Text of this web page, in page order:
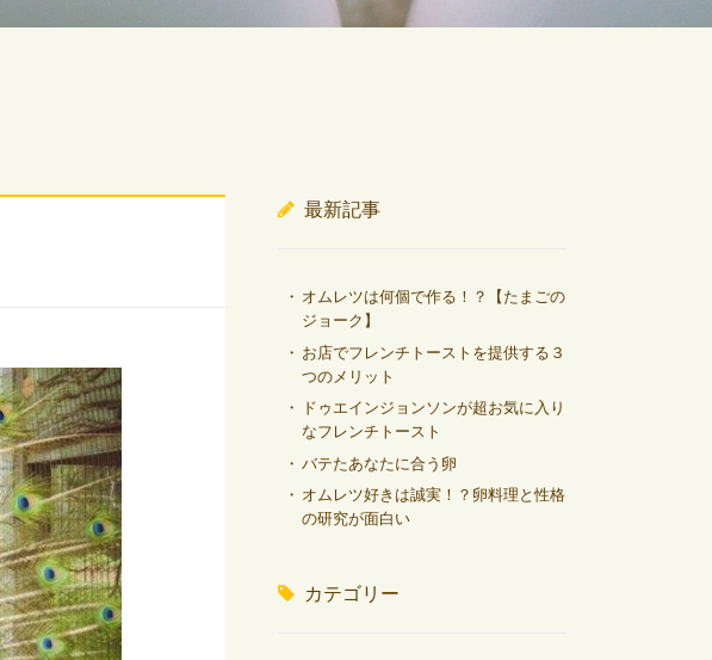
最新記事
オムレツは何個で作る！？【たまごの
ジョーク】
お店でフレンチトーストを提供する３
つのメリット
ドゥエインジョンソンが超お気に入り
なフレンチトースト
バテたあなたに合う卵
オムレツ好きは誠実！？卵料理と性格
の研究が面白い
カテゴリー